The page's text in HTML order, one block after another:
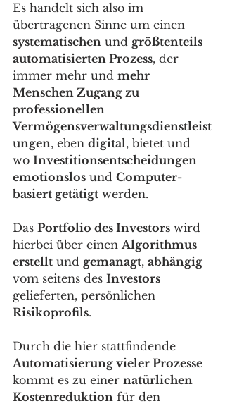
Es handelt sich also im
übertragenen Sinne um einen
systematischen und größtenteils
automatisierten Prozess, der
immer mehr und mehr
Menschen Zugang zu
professionellen
Vermögensverwaltungsdienstleist
ungen, eben digital, bietet und
wo Investitionsentscheidungen
emotionslos und Computer-
basiert getätigt werden.
Das Portfolio des Investors wird
hierbei über einen Algorithmus
erstellt und gemanagt, abhängig
vom seitens des Investors
gelieferten, persönlichen
Risikoprofils.
Durch die hier stattfindende
Automatisierung vieler Prozesse
kommt es zu einer natürlichen
Kostenreduktion für den